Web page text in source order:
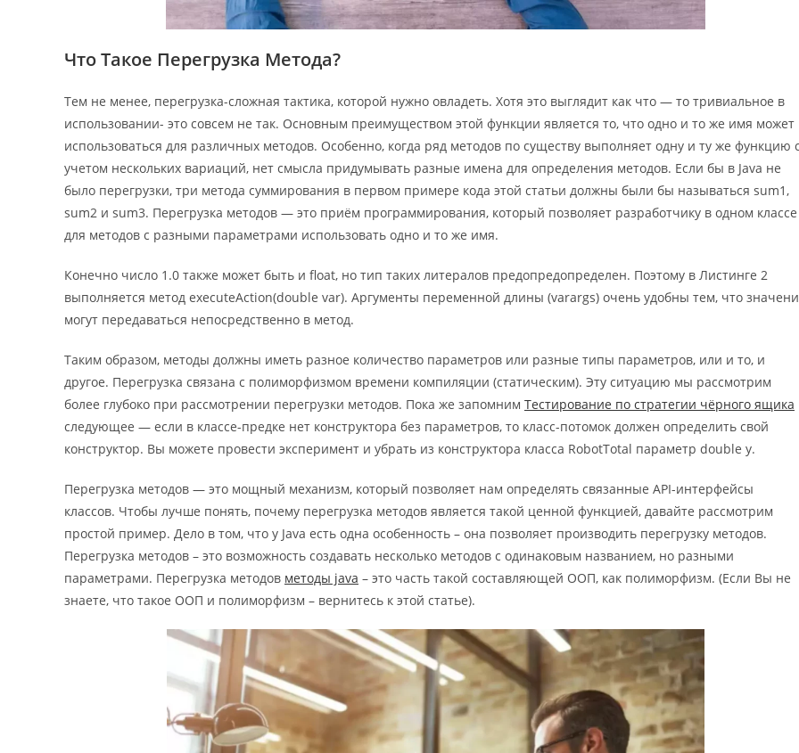
Что Такое Перегрузка Метода?
Тем не менее, перегрузка-сложная тактика, которой нужно овладеть. Хотя это выглядит как что — то тривиальное в
использовании- это совсем не так. Основным преимуществом этой функции является то, что одно и то же имя может
использоваться для различных методов. Особенно, когда ряд методов по существу выполняет одну и ту же функцию
учетом нескольких вариаций, нет смысла придумывать разные имена для определения методов. Если бы в Java не
было перегрузки, три метода суммирования в первом примере кода этой статьи должны были бы называться sum1,
sum2 и sum3. Перегрузка методов — это приём программирования, который позволяет разработчику в одном классе
для методов с разными параметрами использовать одно и то же имя.
Конечно число 1.0 также может быть и float, но тип таких литералов предопредопределен. Поэтому в Листинге 2
выполняется метод executeAction(double var). Аргументы переменной длины (varargs) очень удобны тем, что
могут передаваться непосредственно в метод.
Таким образом, методы должны иметь разное количество параметров или разные типы параметров, или и то, и
другое. Перегрузка связана с полиморфизмом времени компиляции (статическим). Эту ситуацию мы рассмотрим
более глубоко при рассмотрении перегрузки методов. Пока же запомним Тестирование по стратегии чёрного ящика
следующее — если в классе-предке нет конструктора без параметров, то класс-потомок должен определить свой
конструктор. Вы можете провести эксперимент и убрать из конструктора класса RobotTotal параметр double y.
Перегрузка методов — это мощный механизм, который позволяет нам определять связанные API-интерфейсы
классов. Чтобы лучше понять, почему перегрузка методов является такой ценной функцией, давайте рассмотрим
простой пример. Дело в том, что у Java есть одна особенность – она позволяет производить перегрузку методов.
Перегрузка методов – это возможность создавать несколько методов с одинаковым названием, но разными
параметрами. Перегрузка методов методы java – это часть такой составляющей ООП, как полиморфизм. (Если Вы не
знаете, что такое ООП и полиморфизм – вернитесь к этой статье).